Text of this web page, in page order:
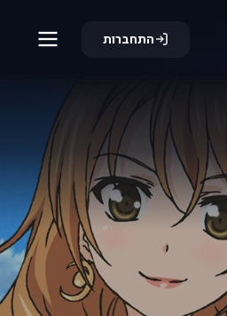
התחברות